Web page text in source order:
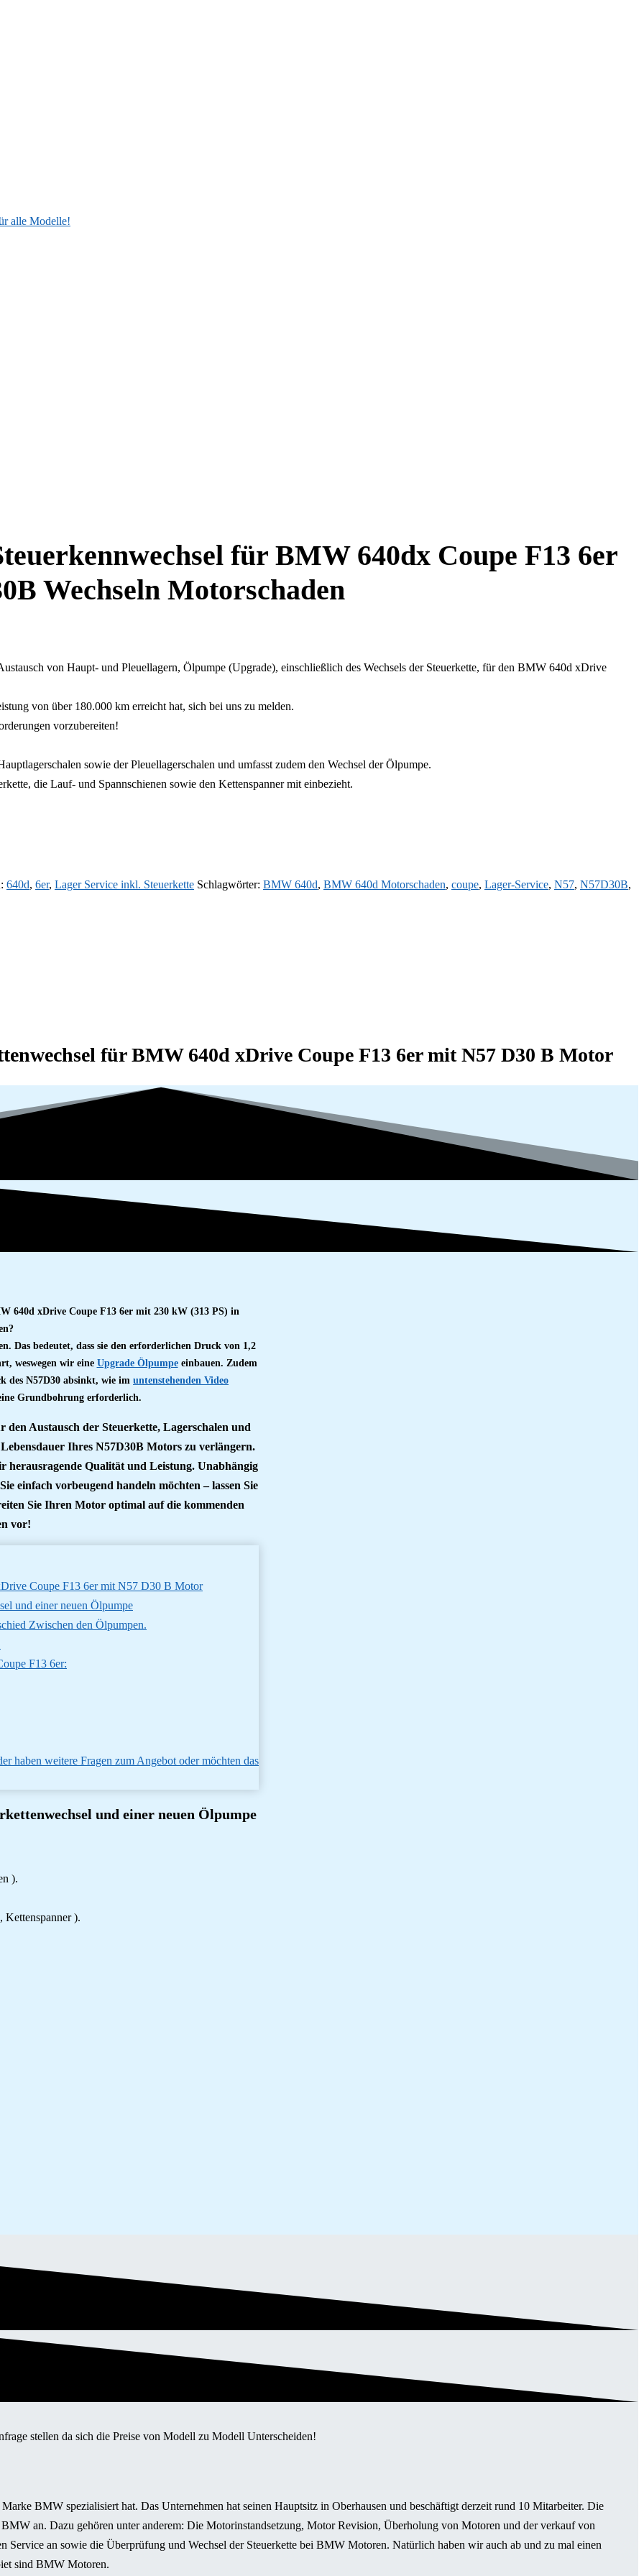
alle Modelle!
für BMW 640dx Coupe F13 6er
Wechseln Motorschaden
von Haupt- und Pleuellagern, Ölpumpe (Upgrade), einschließlich des Wechsels der Steuerkette, für den BMW 640d xDrive
von über 180.000 km erreicht hat, sich bei uns zu melden.
vorzubereiten!
sowie der Pleuellagerschalen und umfasst zudem den Wechsel der Ölpumpe.
die Lauf- und Spannschienen sowie den Kettenspanner mit einbezieht.
640d, 6er, Lager Service inkl. Steuerkette Schlagwörter: BMW 640d, BMW 640d Motorschaden, coupe, Lager-Service, N57, N57D30B,
für BMW 640d xDrive Coupe F13 6ermit N57 D30 B Motor
640d xDrive Coupe F13 6er mit 230 kW (313 PS) in
Das bedeutet, dass sie den erforderlichen Druck von 1,2
weswegen wir eine Upgrade Ölpumpeeinbauen. Zudem
des N57D30 absinkt, wie im untenstehenden Video
Grundbohrung erforderlich.
Austausch der Steuerkette, Lagerschalen und
Ihres N57D30B Motors zu verlängern.
herausragende Qualität und Leistung. Unabhängig
einfach vorbeugend handeln möchten – lassen Sie
Sie Ihren Motor optimal auf die kommenden
vor!
Coupe F13 6er mit N57 D30 B Motor
und einer neuen Ölpumpe
Zwischen den Ölpumpen.
F13 6er:
haben weitere Fragen zum Angebot oder möchten das
und einer neuen Ölpumpe
).
Kettenspanner ).
stellen da sich die Preise von Modell zu Modell Unterscheiden!
BMW spezialisiert hat. Das Unternehmen hat seinen Hauptsitz in Oberhausen und beschäftigt derzeit rund 10 Mitarbeiter. Die
an. Dazu gehören unter anderem: Die Motorinstandsetzung, Motor Revision, Überholung von Motoren und der verkauf von
Service an sowie die Überprüfung und Wechsel der Steuerkette bei BMW Motoren. Natürlich haben wir auch ab und zu mal einen
sind BMW Motoren.